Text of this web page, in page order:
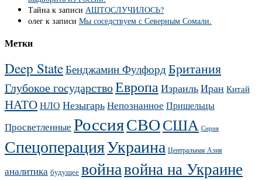
Тайна к записи АШТОСЛУЧИЛОСЬ?
олег к записи Мы соседствуем с Северным Сомали.
Метки
Deep StateБенджамин ФулфордБритания
Глубокое государствоЕвропаИзраильИран Китай
НАТОНЛО НезыгарьНепознанное Пришельцы
Просветленные РоссияСВОСША Сирия
СпецоперацияУкраина Центральная Азия
аналитика будущее войнавойна на Украине